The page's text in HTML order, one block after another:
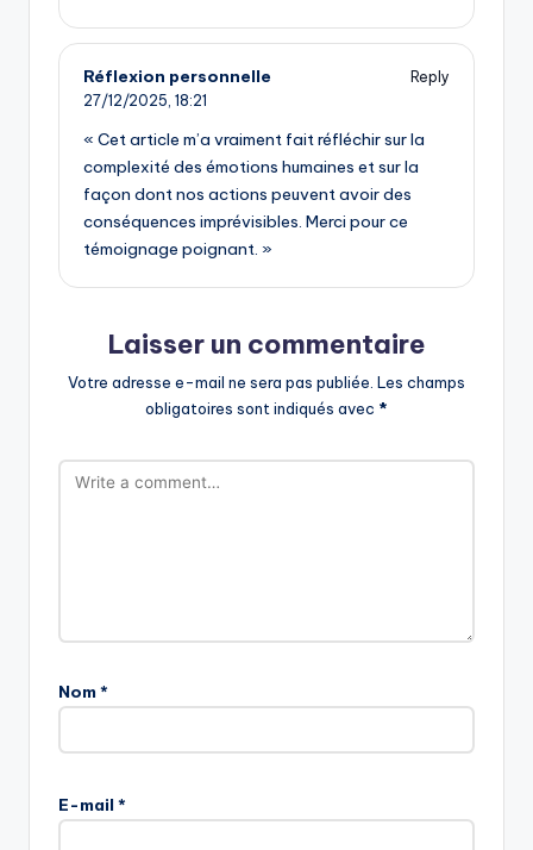
Réflexion personnelle
Reply
27/12/2025, 18:21
« Cet article m’a vraiment fait réfléchir sur la
complexité des émotions humaines et sur la
façon dont nos actions peuvent avoir des
conséquences imprévisibles. Merci pour ce
témoignage poignant. »
Laisser un commentaire
Votre adresse e-mail ne sera pas publiée. Les champs
obligatoires sont indiqués avec *
Nom *
E-mail *